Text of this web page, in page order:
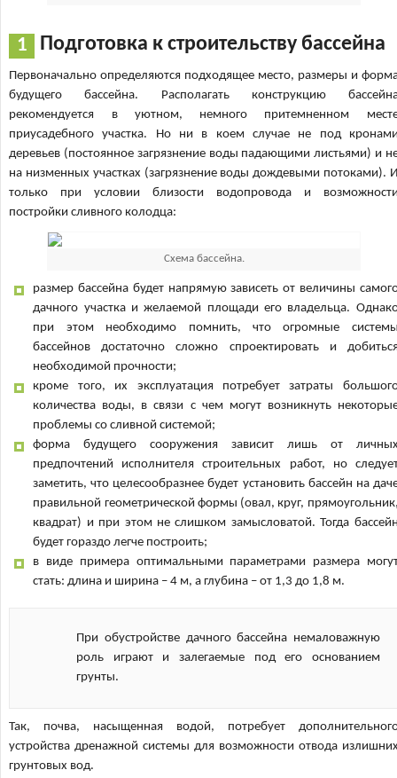
Подготовка к строительству бассейна
Первоначально определяются подходящее место, размеры и
будущего бассейна. Располагать конструкцию
рекомендуется в уютном, немного притемненном
приусадебного участка. Но ни в коем случае не под
деревьев (постоянное загрязнение воды падающими листьями) и
на низменных участках (загрязнение воды дождевыми потоками).
только при условии близости водопровода и
постройки сливного колодца:
Схема бассейна.
размер бассейна будет напрямую зависеть от величины
дачного участка и желаемой площади его владельца.
при этом необходимо помнить, что огромные
бассейнов достаточно сложно спроектировать и
необходимой прочности;
кроме того, их эксплуатация потребует затраты
количества воды, в связи с чем могут возникнуть
проблемы со сливной системой;
форма будущего сооружения зависит лишь от
предпочтений исполнителя строительных работ, но
заметить, что целесообразнее будет установить бассейн на
правильной геометрической формы (овал, круг,
квадрат) и при этом не слишком замысловатой. Тогда
будет гораздо легче построить;
в виде примера оптимальными параметрами размера
стать: длина и ширина – 4 м, а глубина – от 1,3 до 1,8 м.
При обустройстве дачного бассейна немаловажную
роль играют и залегаемые под его основанием
грунты.
Так, почва, насыщенная водой, потребует
устройства дренажной системы для возможности отвода
грунтовых вод.